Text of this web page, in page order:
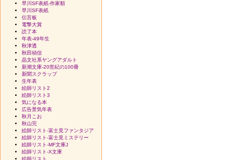
早川SF表紙-作家順
早川SF表紙
伝言板
電撃大賞
読了本
年表-49年生
秋津透
秋田禎信
晶文社系ヤングアダルト
新潮文庫-20世紀の100冊
新聞スクラップ
生年表
絵師リスト2
絵師リスト3
気になる本
広告景気年表
秋月こお
秋山完
絵師リスト-富士見ファンタジア
絵師リスト-富士見ミステリー
絵師リスト-MF文庫J
絵師リスト-X文庫
絵師リスト